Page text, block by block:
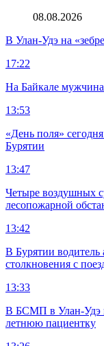
08.08.2026
В Улан-Удэ на
17:22
На Байкале
13:53
«День поля»
Бурятии
13:47
Четыре воздушных
лесопожарной
13:42
В Бурятии водитель
столкновения с
13:33
В БСМП в Улан-Удэ
летнюю пациентку